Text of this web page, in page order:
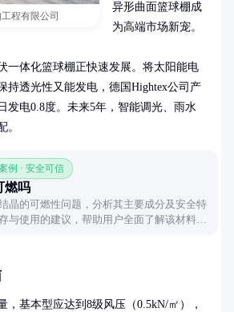
程有限公司
异形曲面篮球棚成
为高端市场新宠。
一体化篮球棚正快速发展。将太阳能电
持透光性又能发电，德国Hightex公司产
发电0.8度。未来5年，智能调光、雨水
。
例 · 安全可信
燃吗
晶的可燃性问题，分析其主要成分及安全特
与使用的建议，帮助用户全面了解该材料的
，基本型应达到8级风压（0.5kN/㎡），